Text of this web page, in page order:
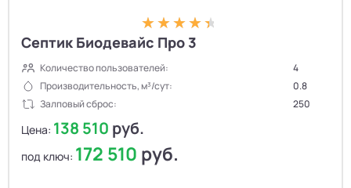
Септик Биодевайс Про 3
Количество пользователей:
4
Производительность, м³/сут:
0.8
Залповый сброс:
250
Цена: 138 510 руб.
под ключ: 172 510 руб.